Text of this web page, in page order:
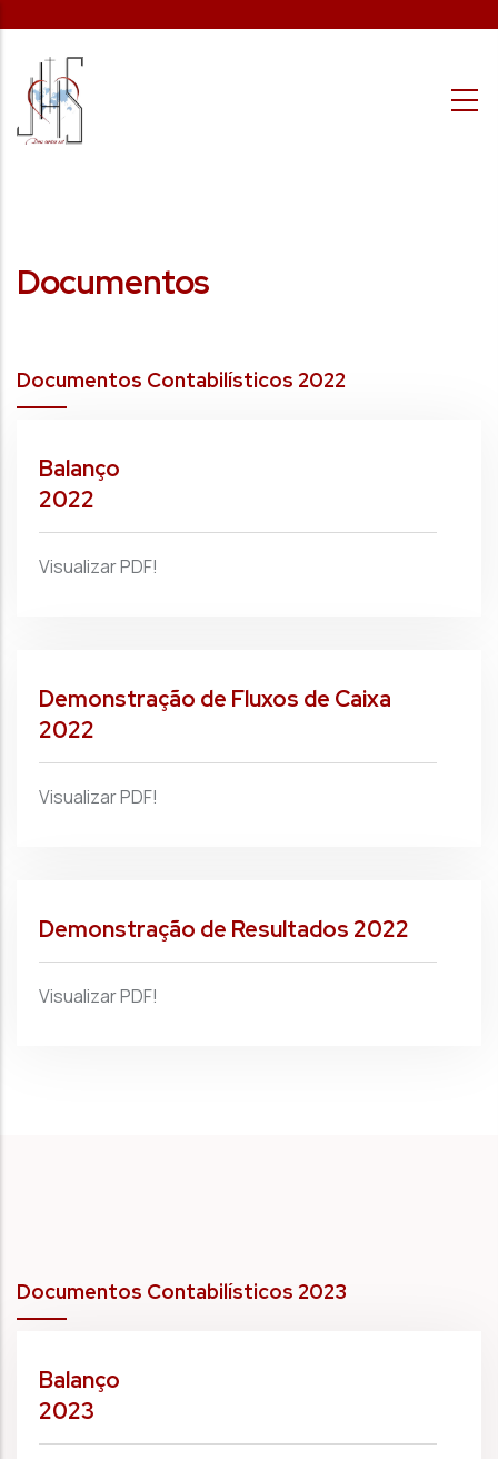
Documentos
Documentos Contabilísticos 2022
Balanço
2022
Visualizar PDF!
Demonstração de Fluxos de Caixa
2022
Visualizar PDF!
Demonstração de Resultados 2022
Visualizar PDF!
Documentos Contabilísticos 2023
Balanço
2023